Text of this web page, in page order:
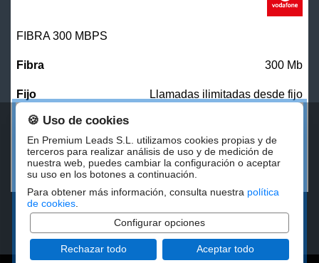
FIBRA 300 MBPS
300 Mb
Llamadas ilimitadas desde fijo
27,00 €/mes
CONTRATAR
🍪 Uso de cookies
En Premium Leads S.L. utilizamos cookies propias y de
terceros para realizar análisis de uso y de medición de
nuestra web, puedes cambiar la configuración o aceptar
su uso en los botones a continuación.
Para obtener más información, consulta nuestra política
de cookies
Configurar opciones
Rechazar todo Aceptar todo